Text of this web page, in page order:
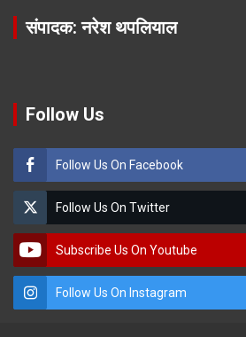
संपादक: नरेश थपलियाल
Follow Us
Follow Us On Facebook
Follow Us On Twitter
Subscribe Us On Youtube
Follow Us On Instagram